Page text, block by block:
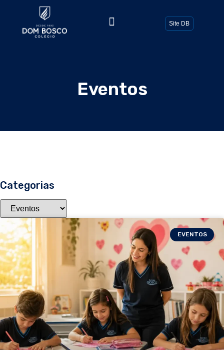
Site DB
Eventos
Categorias
EVENTOS